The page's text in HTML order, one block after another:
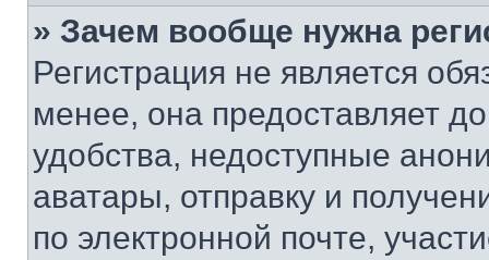
» Зачем вообще нужна
Регистрация не является
менее, она предоставляет
удобства, недоступные
аватары, отправку и
по электронной почте,